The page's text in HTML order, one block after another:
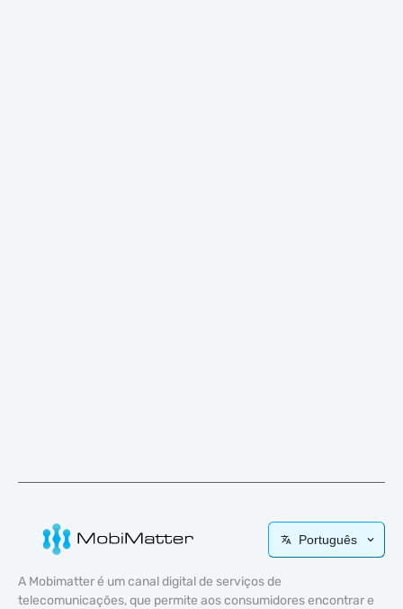
Português
A Mobimatter é um canal digital de serviços de
telecomunicações, que permite aos consumidores encontrar e